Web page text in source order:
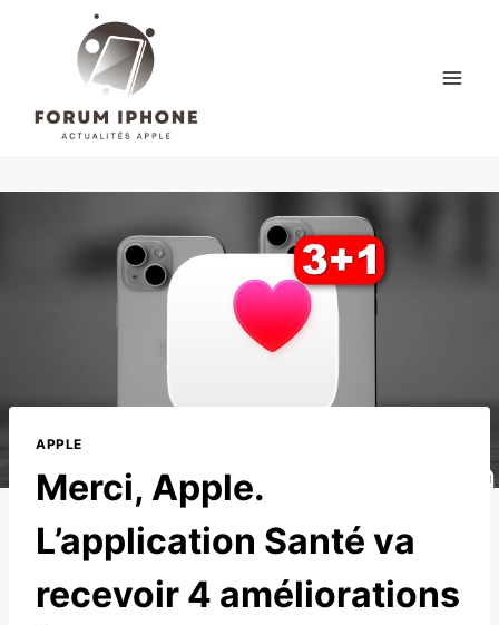
APPLE
Merci, Apple.
L’application Santé va
recevoir 4 améliorations